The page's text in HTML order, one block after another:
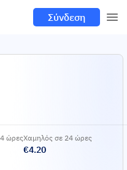
Σύνδεση
ώρεςΧαμηλός σε 24 ώρες
€4.20